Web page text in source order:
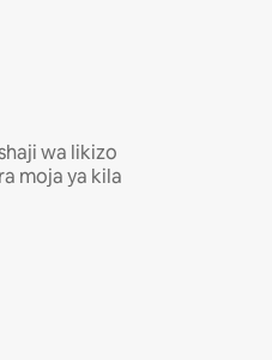
wa likizo
moja ya kila